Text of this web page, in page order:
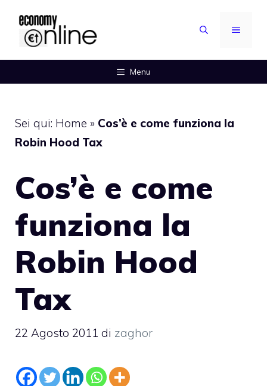
contenuto
MENU
Menu
Sei qui: Home » Cos’è e come funziona la
Robin Hood Tax
Cos’è e come
funziona la
Robin Hood
Tax
22 Agosto 2011 di zaghor